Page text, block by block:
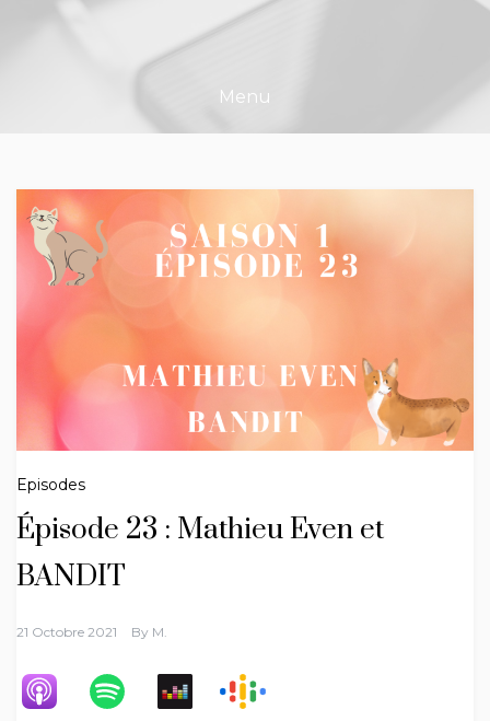
Menu
Episodes
Épisode 23 : Mathieu Even et
BANDIT
21 Octobre 2021 By M.